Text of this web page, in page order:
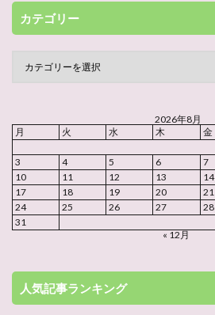
カテゴリー
2026年8月
月
火 水 木 金
3
4 5 6 7
10
11 12 13 14
17
18 19 20 21
24
25 26 27 28
31
« 12月
人気記事ランキング